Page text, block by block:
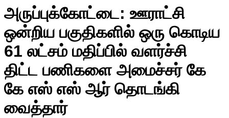
அருப்புக்கோட்டை: ஊராட்சி
ஒன்றிய பகுதிகளில் ஒரு கொடிய
61 லட்சம் மதிப்பில் வளர்ச்சி
திட்ட பணிகளை அமைச்சர் கே
கே எஸ் எஸ் ஆர் தொடங்கி
வைத்தார்